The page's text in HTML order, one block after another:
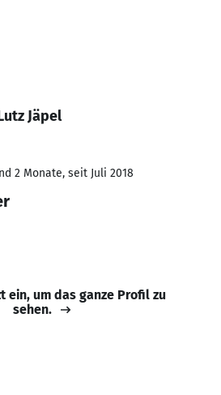
Jäpel
2 Monate, seit Juli 2018
ein, um das ganze Profil zu
sehen.